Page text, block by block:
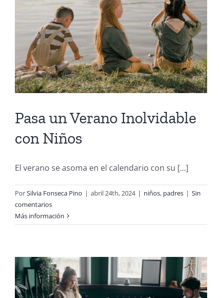
Pasa un Verano Inolvidable
con Niños
El verano se asoma en el calendario con su [...]
PorSilvia Fonseca Pino | abril 24th, 2024 | niños, padres | Sin
comentarios
Más información